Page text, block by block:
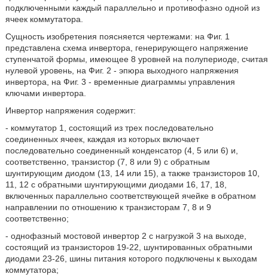
подключенными каждый параллельно и противофазно одной из
ячеек коммутатора.
Сущность изобретения поясняется чертежами: на Фиг. 1
представлена схема инвертора, генерирующего напряжение
ступенчатой формы, имеющее 8 уровней на полупериоде, считая
нулевой уровень, на Фиг. 2 - эпюра выходного напряжения
инвертора, на Фиг. 3 - временные диаграммы управления
ключами инвертора.
Инвертор напряжения содержит:
- коммутатор 1, состоящий из трех последовательно
соединенных ячеек, каждая из которых включает
последовательно соединенный конденсатор (4, 5 или 6) и,
соответственно, транзистор (7, 8 или 9) с обратным
шунтирующим диодом (13, 14 или 15), а также транзисторов 10,
11, 12 с обратными шунтирующими диодами 16, 17, 18,
включенных параллельно соответствующей ячейке в обратном
направлении по отношению к транзисторам 7, 8 и 9
соответственно;
- однофазный мостовой инвертор 2 с нагрузкой 3 на выходе,
состоящий из транзисторов 19-22, шунтированных обратными
диодами 23-26, шины питания которого подключены к выходам
коммутатора;